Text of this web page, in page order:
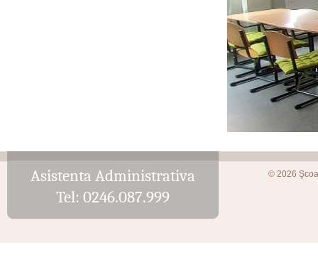
Asistenta Administrativa
Tel: 0246.087.999
© 2026